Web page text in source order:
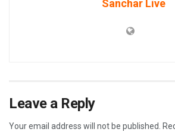
Sanchar Live
Leave a Reply
Your email address will not be published.